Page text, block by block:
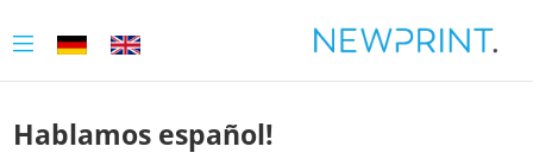
Hablamos español!